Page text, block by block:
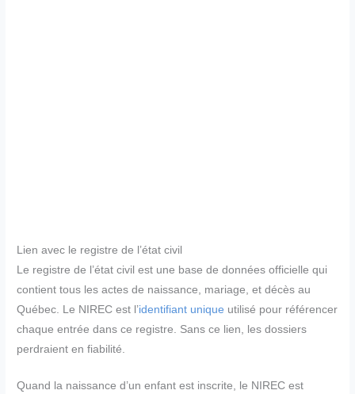
Lien avec le registre de l’état civil
Le registre de l’état civil est une base de données officielle qui
contient tous les actes de naissance, mariage, et décès au
Québec. Le NIREC est l’identifiant unique utilisé pour référencer
chaque entrée dans ce registre. Sans ce lien, les dossiers
perdraient en fiabilité.
Quand la naissance d’un enfant est inscrite, le NIREC est